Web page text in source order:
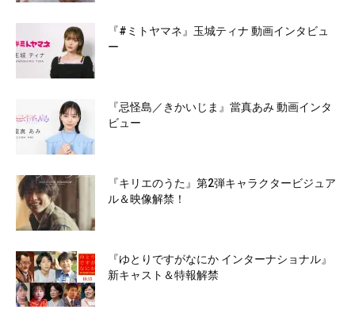
『#ミトヤマネ』玉城ティナ 動画インタビュ
ー
『忌怪島／きかいじま』當真あみ 動画インタ
ビュー
『キリエのうた』第2弾キャラクタービジュア
ル＆映像解禁！
『ゆとりですがなにか インターナショナル』
新キャスト＆特報解禁